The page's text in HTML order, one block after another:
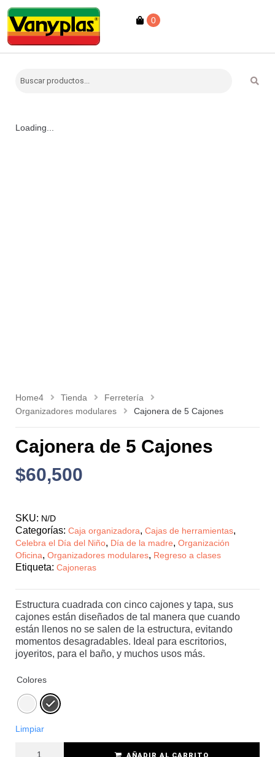
0
Loading...
Home4 Tienda
Ferretería
Organizadores modulares
Cajonera de 5 Cajones
Cajonera de 5 Cajones
$60,500
SKU: N/D
Categorías: Caja organizadora, Cajas de herramientas,
Celebra el Día del Niño, Día de la madre, Organización
Oficina, Organizadores modulares, Regreso a clases
Etiqueta: Cajoneras
Estructura cuadrada con cinco cajones y tapa, sus
cajones están diseñados de tal manera que cuando
están llenos no se salen de la estructura, evitando
momentos desagradables. Ideal para escritorios,
joyeritos, para el baño, y muchos usos más.
Colores
Limpiar